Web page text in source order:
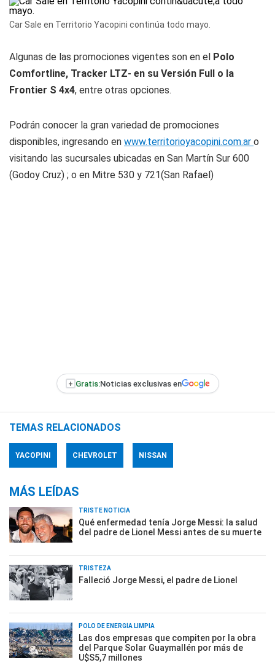
Car Sale en Territorio Yacopini continúa todo mayo.
Algunas de las promociones vigentes son en el Polo
Comfortline, Tracker LTZ- en su Versión Full o la
Frontier S 4x4, entre otras opciones.
Podrán conocer la gran variedad de promociones
disponibles, ingresando en www.territorioyacopini.com.ar o
visitando las sucursales ubicadas en San Martín Sur 600
(Godoy Cruz) ; o en Mitre 530 y 721(San Rafael)
+ Gratis:Noticias exclusivas en
TEMAS RELACIONADOS
YACOPINI CHEVROLET NISSAN
MÁS LEÍDAS
TRISTE NOTICIA
Qué enfermedad tenía Jorge Messi: la salud
del padre de Lionel Messi antes de su muerte
TRISTEZA
Falleció Jorge Messi, el padre de Lionel
POLO DE ENERGÍA LIMPIA
Las dos empresas que compiten por la obra
del Parque Solar Guaymallén por más de
U$S5,7 millones